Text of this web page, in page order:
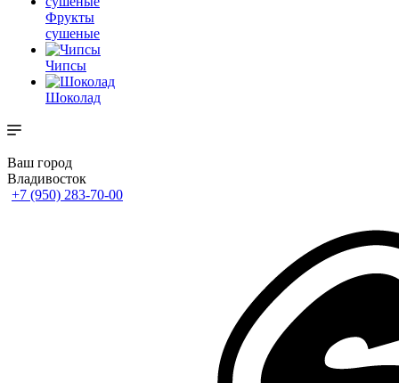
Фрукты
сушеные
Чипсы
Шоколад
Ваш город
Владивосток
+7 (950) 283-70-00